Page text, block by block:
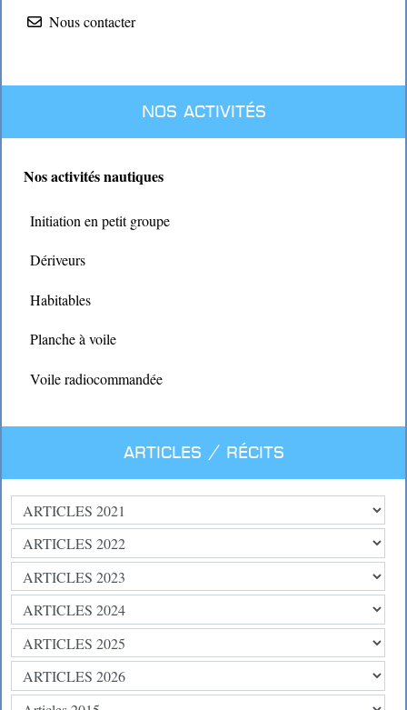
Nous contacter
Nos activités
Nos activités nautiques
Initiation en petit groupe
Dériveurs
Habitables
Planche à voile
Voile radiocommandée
Articles / Récits